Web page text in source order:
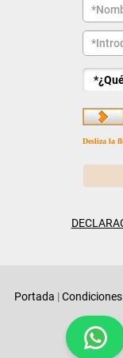
Desliza la
Portada |